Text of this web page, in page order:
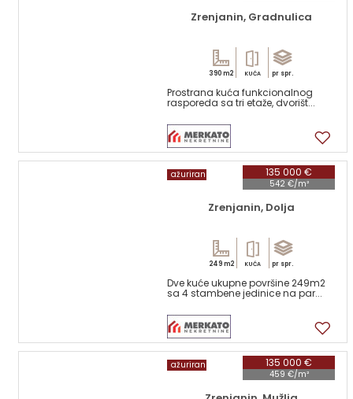
Zrenjanin, Gradnulica
390 m2 KUĆA pr spr.
Prostrana kuća funkcionalnog
rasporeda sa tri etaže, dvorišt...
135 000 €
542 €/m²
ažuriran
Zrenjanin, Dolja
249 m2 KUĆA pr spr.
Dve kuće ukupne površine 249m2
sa 4 stambene jedinice na par...
135 000 €
459 €/m²
ažuriran